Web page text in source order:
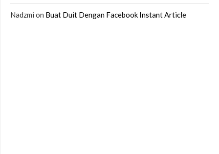
Nadzmi on Buat Duit Dengan Facebook Instant Article